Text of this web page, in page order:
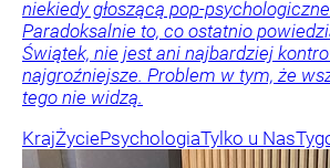
niekiedy głoszącą pop-
Paradoksalnie to, co ostatnio
Świątek, nie jest ani najbardziej
najgroźniejsze. Problem w tym, że
tego nie widzą.
KrajŻyciePsychologiaTylko u Nas